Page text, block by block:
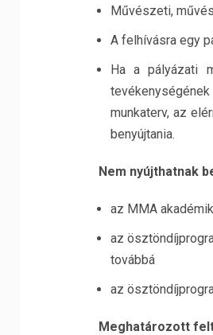
Művészeti,
A felhívásra egy
Ha a pályázati
munkaterv, az
benyújtania.
Nem nyújthatnak
az MMA
az
továbbá
az
Meghatározott